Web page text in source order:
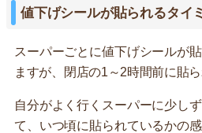
値下げシールが貼られるタイ
スーパーごとに値下げシールが
ますが、閉店の1～2時間前に貼
自分がよく行くスーパーに少し
て、いつ頃に貼られているかの